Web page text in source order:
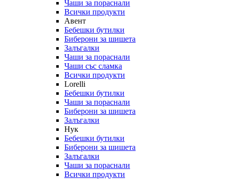
Чаши за пораснали
Всички продукти
Авент
Бебешки бутилки
Биберони за шишета
Залъгалки
Чаши за пораснали
Чаши със сламка
Всички продукти
Lorelli
Бебешки бутилки
Чаши за пораснали
Биберони за шишета
Залъгалки
Нук
Бебешки бутилки
Биберони за шишета
Залъгалки
Чаши за пораснали
Всички продукти